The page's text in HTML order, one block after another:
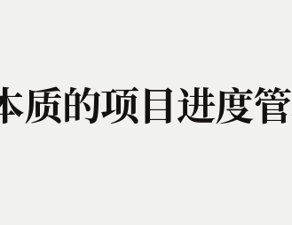
的项目进度